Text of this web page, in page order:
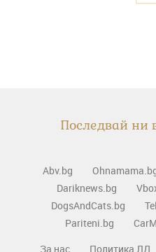
Последвай ни
Abv.bg
Dariknews.bg
DogsAndCats.bg
Pariteni.bg
За нас
Политика ЛД